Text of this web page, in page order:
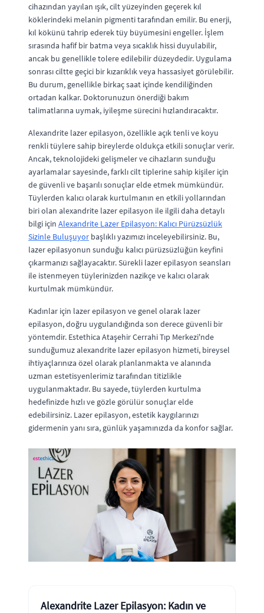
cihazından yayılan ışık, cilt yüzeyinden geçerek kıl
köklerindeki melanin pigmenti tarafından emilir. Bu enerji,
kıl kökünü tahrip ederek tüy büyümesini engeller. İşlem
sırasında hafif bir batma veya sıcaklık hissi duyulabilir,
ancak bu genellikle tolere edilebilir düzeydedir. Uygulama
sonrası ciltte geçici bir kızarıklık veya hassasiyet görülebilir.
Bu durum, genellikle birkaç saat içinde kendiliğinden
ortadan kalkar. Doktorunuzun önerdiği bakım
talimatlarına uymak, iyileşme sürecini hızlandıracaktır.
Alexandrite lazer epilasyon, özellikle açık tenli ve koyu
renkli tüylere sahip bireylerde oldukça etkili sonuçlar verir.
Ancak, teknolojideki gelişmeler ve cihazların sunduğu
ayarlamalar sayesinde, farklı cilt tiplerine sahip kişiler için
de güvenli ve başarılı sonuçlar elde etmek mümkündür.
Tüylerden kalıcı olarak kurtulmanın en etkili yollarından
biri olan alexandrite lazer epilasyon ile ilgili daha detaylı
bilgi için Alexandrite Lazer Epilasyon: Kalıcı Pürüzsüzlük
Sizinle Buluşuyor başlıklı yazımızı inceleyebilirsiniz. Bu,
lazer epilasyonun sunduğu kalıcı pürüzsüzlüğün keyfini
çıkarmanızı sağlayacaktır. Sürekli lazer epilasyon seansları
ile istenmeyen tüylerinizden nazikçe ve kalıcı olarak
kurtulmak mümkündür.
Kadınlar için lazer epilasyon ve genel olarak lazer
epilasyon, doğru uygulandığında son derece güvenli bir
yöntemdir. Estethica Ataşehir Cerrahi Tıp Merkezi'nde
sunduğumuz alexandrite lazer epilasyon hizmeti, bireysel
ihtiyaçlarınıza özel olarak planlanmakta ve alanında
uzman estetisyenlerimiz tarafından titizlikle
uygulanmaktadır. Bu sayede, tüylerden kurtulma
hedefinizde hızlı ve gözle görülür sonuçlar elde
edebilirsiniz. Lazer epilasyon, estetik kaygılarınızı
gidermenin yanı sıra, günlük yaşamınızda da konfor sağlar.
Alexandrite Lazer Epilasyon: Kadın ve